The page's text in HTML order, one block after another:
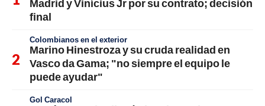
Madrid y Vinícius Jr por su contrato; decisión
final
Colombianos en el exterior
Marino Hinestroza y su cruda realidad en
Vasco da Gama; "no siempre el equipo le
puede ayudar"
Gol Caracol